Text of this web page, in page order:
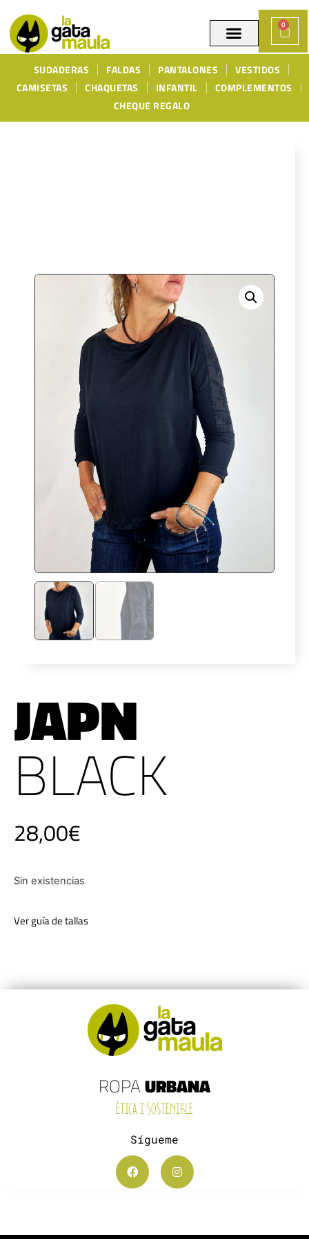
0
SUDADERAS FALDAS PANTALONES
VESTIDOS
CAMISETAS
CHAQUETAS INFANTIL
COMPLEMENTOS
CHEQUE REGALO
JAPN
BLACK
28,00€
Sin existencias
Ver guía de tallas
ROPAURBANA
ÉTICA I SOSTENIBLE
Sígueme